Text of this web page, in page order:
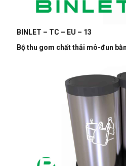
BINLET – TC – EU – 13
Bộ thu gom chất thải mô-đun